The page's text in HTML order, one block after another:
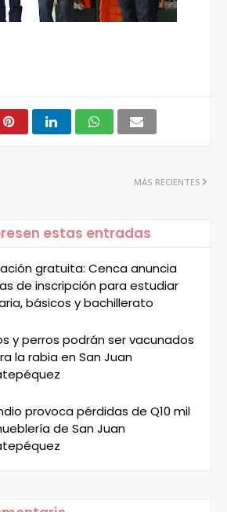
MÁS RECIENTES
estas entradas
gratuita: Cenca anuncia
de inscripción para estudiar
básicos y bachillerato
y perros podrán ser vacunados
la rabia en San Juan
provoca pérdidas de Q10 mil
de San Juan